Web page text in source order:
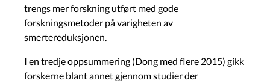
trengs mer forskning utført med gode
forskningsmetoder på varigheten av
smertereduksjonen.
I en tredje oppsummering (Dong med flere 2015) gikk
forskerne blant annet gjennom studier der